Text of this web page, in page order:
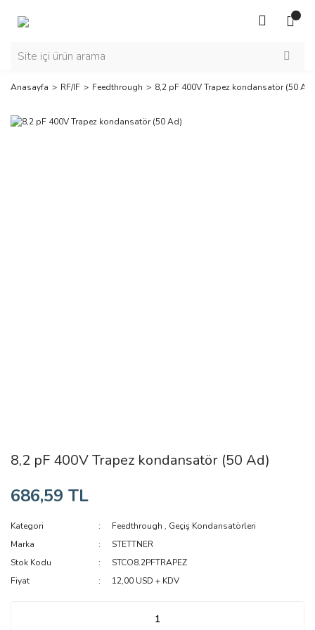
Anasayfa RF/IF Feedthrough 8,2 pF 400V Trapez kondansatör (50 Ad)
8,2 pF 400V Trapez kondansatör (50 Ad)
686,59 TL
Kategori Feedthrough , Geçiş Kondansatörleri
Marka
STETTNER
Stok Kodu
STCO8.2PFTRAPEZ
Fiyat
12,00 USD + KDV